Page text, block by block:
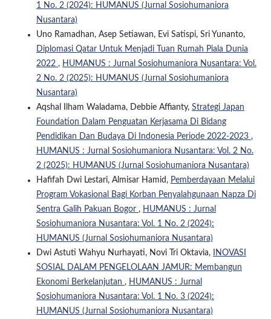
1 No. 2 (2024): HUMANUS (Jurnal Sosiohumaniora
Nusantara)
Uno Ramadhan, Asep Setiawan, Evi Satispi, Sri Yunanto,
Diplomasi Qatar Untuk Menjadi Tuan Rumah Piala Dunia
2022 , HUMANUS : Jurnal Sosiohumaniora Nusantara: Vol.
2 No. 2 (2025): HUMANUS (Jurnal Sosiohumaniora
Nusantara)
Aqshal Ilham Waladama, Debbie Affianty, Strategi Japan
Foundation Dalam Penguatan Kerjasama Di Bidang
Pendidikan Dan Budaya Di Indonesia Periode 2022-2023 ,
HUMANUS : Jurnal Sosiohumaniora Nusantara: Vol. 2 No.
2 (2025): HUMANUS (Jurnal Sosiohumaniora Nusantara)
Hafifah Dwi Lestari, Almisar Hamid, Pemberdayaan Melalui
Program Vokasional Bagi Korban Penyalahgunaan Napza Di
Sentra Galih Pakuan Bogor , HUMANUS : Jurnal
Sosiohumaniora Nusantara: Vol. 1 No. 2 (2024):
HUMANUS (Jurnal Sosiohumaniora Nusantara)
Dwi Astuti Wahyu Nurhayati, Novi Tri Oktavia,
INOVASI
SOSIAL DALAM PENGELOLAAN JAMUR: Membangun
Ekonomi Berkelanjutan , HUMANUS : Jurnal
Sosiohumaniora Nusantara: Vol. 1 No. 3 (2024):
HUMANUS (Jurnal Sosiohumaniora Nusantara)